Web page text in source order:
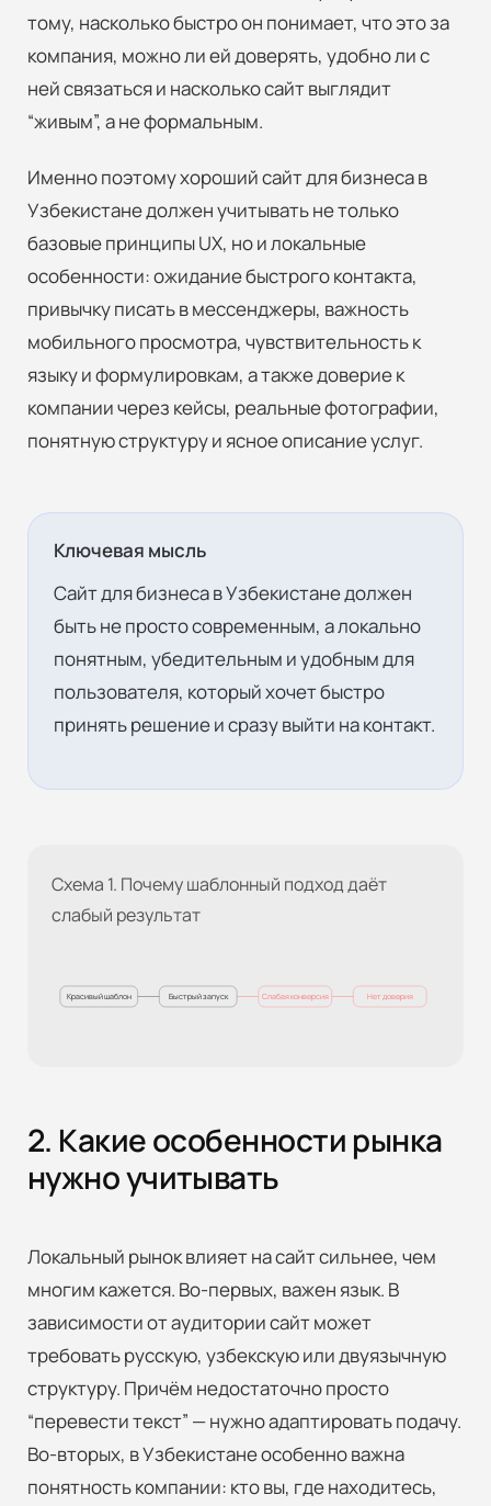
тому, насколько быстро он понимает, что это за
компания, можно ли ей доверять, удобно ли с
ней связаться и насколько сайт выглядит
“живым”, а не формальным.
Именно поэтому хороший сайт для бизнеса в
Узбекистане должен учитывать не только
базовые принципы UX, но и локальные
особенности: ожидание быстрого контакта,
привычку писать в мессенджеры, важность
мобильного просмотра, чувствительность к
языку и формулировкам, а также доверие к
компании через кейсы, реальные фотографии,
понятную структуру и ясное описание услуг.
Ключевая мысль
Сайт для бизнеса в Узбекистане должен
быть не просто современным, а локально
понятным, убедительным и удобным для
пользователя, который хочет быстро
принять решение и сразу выйти на контакт.
Схема 1. Почему шаблонный подход даёт
слабый результат
Красивый шаблон Быстрый запуск Слабая конверсия Нет доверия
2. Какие особенности рынка
нужно учитывать
Локальный рынок влияет на сайт сильнее, чем
многим кажется. Во-первых, важен язык. В
зависимости от аудитории сайт может
требовать русскую, узбекскую или двуязычную
структуру. Причём недостаточно просто
“перевести текст” — нужно адаптировать подачу.
Во-вторых, в Узбекистане особенно важна
понятность компании: кто вы, где находитесь,